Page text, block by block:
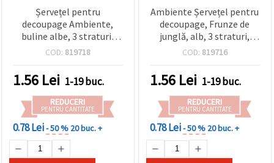
Șervețel pentru
decoupage Ambiente,
buline albe, 3 straturi,
33x33 cm – 1 bucată
COD: 819718
1.56 Lei 1-19 buc.
REDUCERI
PENTRU CANTITATE
0.78 Lei- 50 % 20 buc. +
Ambiente Șervețel pentru
decoupage, Frunze de
junglă, alb, 3 straturi,
33x33 cm - 1 buc
COD: 819716
1.56 Lei 1-19 buc.
REDUCERI
PENTRU CANTITATE
0.78 Lei- 50 % 20 buc. +